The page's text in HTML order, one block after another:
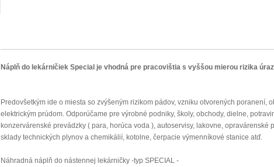
Náplň do lekárničiek Special je vhodná pre pracovištia s vyššou mierou rizika
Predovšetkým ide o miesta so zvýšeným rizikom pádov, vzniku otvorených poranení,
elektrickým prúdom. Odporúčame pre výrobné podniky, školy, obchody, dielne,
konzervárenské prevádzky ( para, horúca voda ), autoservisy, lakovne, opravárenské
sklady technických plynov a chemikálií, kotolne, čerpacie výmenníkové stanice atď.
Náhradná náplň do nástennej lekárničky -typ SPECIAL -